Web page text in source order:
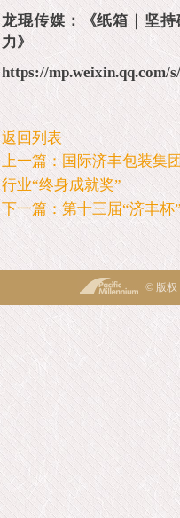
龙琨传媒：《纸箱｜坚
力》
https://mp.weixin.qq.com/
返回列表
上一篇：国际济丰包装集
行业“终身成就奖”
下一篇：第十三届“济丰
© 版权